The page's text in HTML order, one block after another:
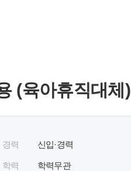
(육아휴직대체)
경력 신입·경력
학력 학력무관